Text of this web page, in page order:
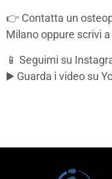
👉 Contatta un
Milanooppure scrivi a
📱 Seguimi su
▶️ Guarda i video su